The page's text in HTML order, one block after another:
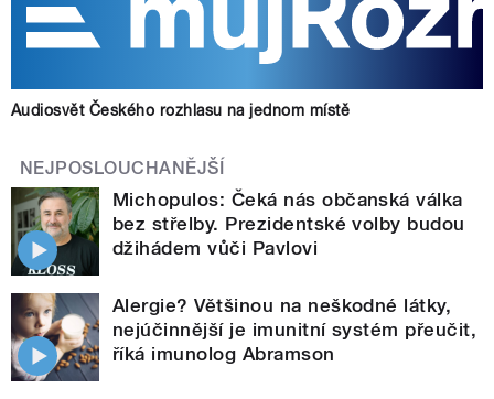
Audiosvět Českého rozhlasu na jednom místě
NEJPOSLOUCHANĚJŠÍ
Michopulos: Čeká nás občanská válka
bez střelby. Prezidentské volby budou
džihádem vůči Pavlovi
Alergie? Většinou na neškodné látky,
nejúčinnější je imunitní systém přeučit,
říká imunolog Abramson